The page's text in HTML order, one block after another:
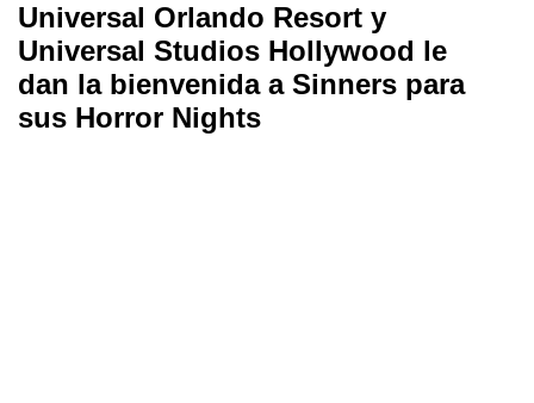
Universal Orlando Resort y
Universal Studios Hollywood le
dan la bienvenida a Sinners para
sus Horror Nights